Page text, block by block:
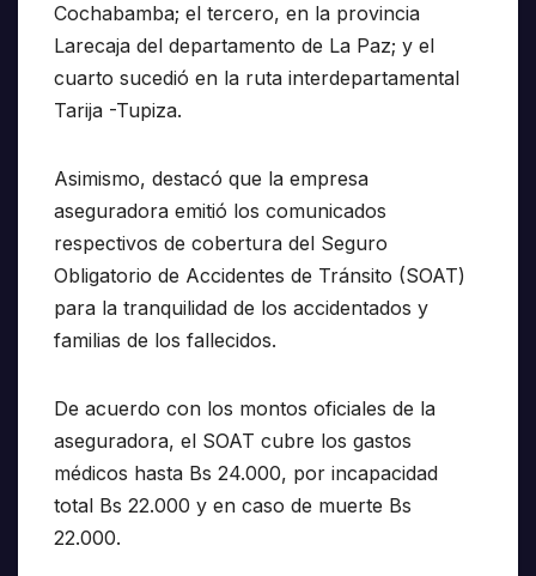
Cochabamba; el tercero, en la provincia
Larecaja del departamento de La Paz; y el
cuarto sucedió en la ruta interdepartamental
Tarija -Tupiza.
Asimismo, destacó que la empresa
aseguradora emitió los comunicados
respectivos de cobertura del Seguro
Obligatorio de Accidentes de Tránsito (SOAT)
para la tranquilidad de los accidentados y
familias de los fallecidos.
De acuerdo con los montos oficiales de la
aseguradora, el SOAT cubre los gastos
médicos hasta Bs 24.000, por incapacidad
total Bs 22.000 y en caso de muerte Bs
22.000.